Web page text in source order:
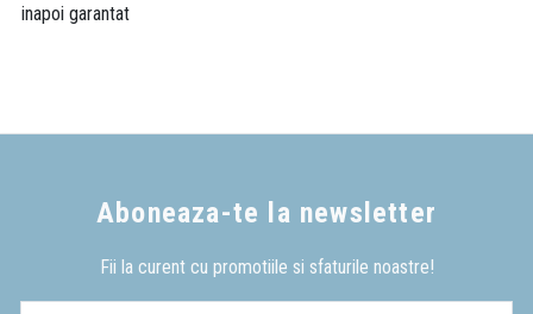
inapoi garantat
Aboneaza-te la newsletter
Fii la curent cu promotiile si sfaturile noastre!